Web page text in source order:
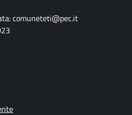
comuneteti@pec.it